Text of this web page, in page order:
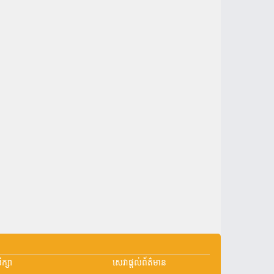
ា សេវាផ្តល់ព័ត៌មាន